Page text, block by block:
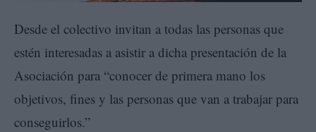
Desde el colectivo invitan a todas las personas que
estén interesadas a asistir a dicha presentación de la
Asociación para “conocer de primera mano los
objetivos, fines y las personas que van a trabajar para
conseguirlos.”